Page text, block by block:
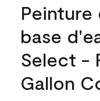
Peinture
base
Select -
Gallon